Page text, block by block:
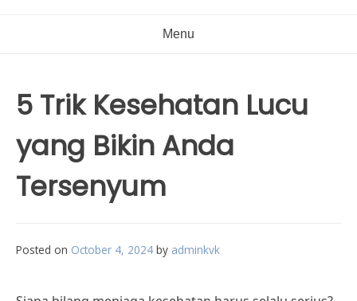
Menu
5 Trik Kesehatan Lucu
yang Bikin Anda
Tersenyum
Posted on October 4, 2024 by adminkvk